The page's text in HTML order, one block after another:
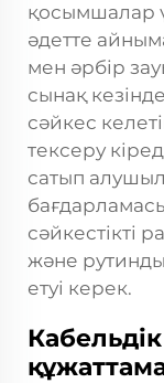
қосымшалар
әдетте
мен әрбір
сынақ
сәйкес
тексеру
сатып
сәйкестікті
және
етуі керек.